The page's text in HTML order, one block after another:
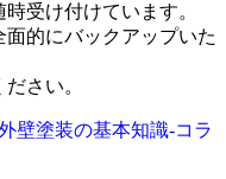
受け付けています。
的にバックアップいた
さい。
壁塗装の基本知識‐コラ